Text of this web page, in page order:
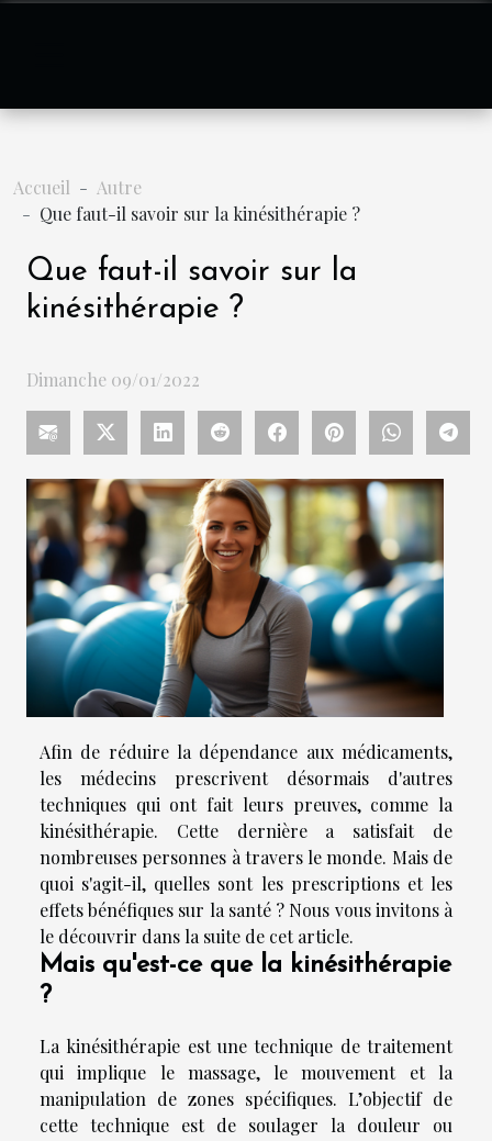
Accueil
Autre
Que faut-il savoir sur la kinésithérapie ?
Que faut-il savoir sur la
kinésithérapie ?
Dimanche 09/01/2022
Afin de réduire la dépendance aux médicaments,
les médecins prescrivent désormais d'autres
techniques qui ont fait leurs preuves, comme la
kinésithérapie. Cette dernière a satisfait de
nombreuses personnes à travers le monde. Mais de
quoi s'agit-il, quelles sont les prescriptions et les
effets bénéfiques sur la santé ? Nous vous invitons à
le découvrir dans la suite de cet article.
Mais qu'est-ce que la kinésithérapie
?
La kinésithérapie est une technique de traitement
qui implique le massage, le mouvement et la
manipulation de zones spécifiques. L’objectif de
cette technique est de soulager la douleur ou